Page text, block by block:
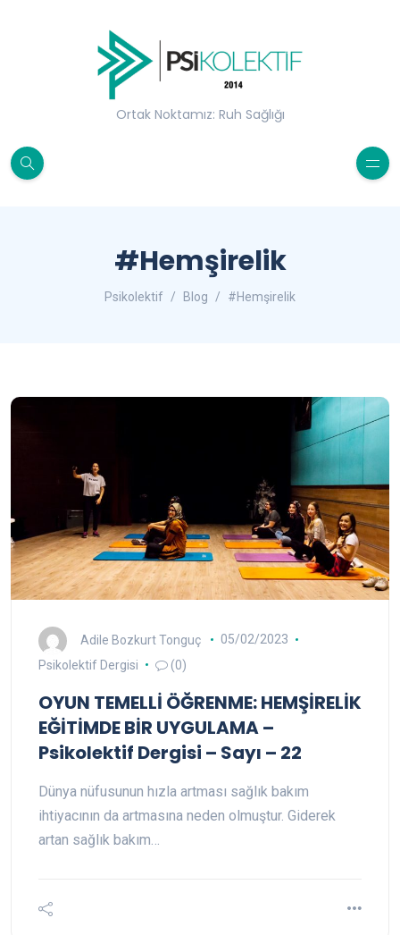
Ortak Noktamız: Ruh Sağlığı
#Hemşirelik
Psikolektif Blog #Hemşirelik
Adile Bozkurt Tonguç
05/02/2023
Psikolektif Dergisi
(0)
OYUN TEMELLİ ÖĞRENME: HEMŞİRELİK
EĞİTİMDE BİR UYGULAMA –
Psikolektif Dergisi – Sayı – 22
Dünya nüfusunun hızla artması sağlık bakım
ihtiyacının da artmasına neden olmuştur. Giderek
artan sağlık bakım…